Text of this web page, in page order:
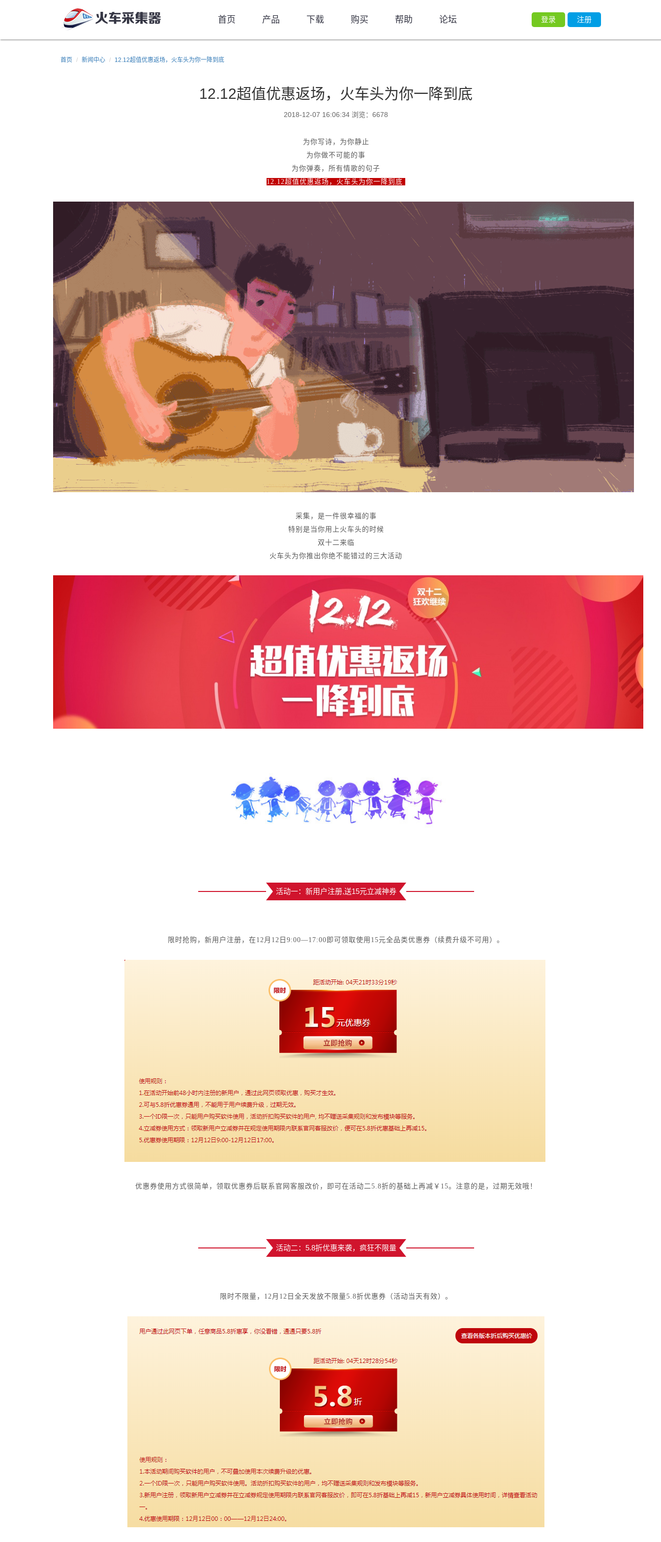
首页 产品 下载 购买 帮助 论坛 注册
登录
首页 新闻中心 12.12超值优惠返场，火车头为你一降到底
12.12超值优惠返场，火车头为你一降到底
2018-12-07 16:06:34 浏览：6678
为你写诗，为你静止
为你做不可能的事
为你弹奏，所有情歌的句子
12.12超值优惠返场，火车头为你一降到底
采集，是一件很幸福的事
特别是当你用上火车头的时候
双十二来临
火车头为你推出你绝不能错过的三大活动
活动一：新用户注册,送15元立减神券
限时抢购，新用户注册，在12月12日9:00—17:00即可领取使用15元全品类优惠券（续费升级不可用）。
优惠券使用方式很简单，领取优惠券后联系官网客服改价，即可在活动二5.8折的基础上再减￥15。注意的是，过期无效哦！
活动二：5.8折优惠来袭，疯狂不限量
限时不限量，12月12日全天发放不限量5.8折优惠券（活动当天有效）。